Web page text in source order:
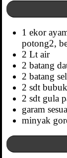
1 ekor
potong2,
2 Lt air
2 batang
2 batang
2 sdt
2 sdt gula
garam
minyak